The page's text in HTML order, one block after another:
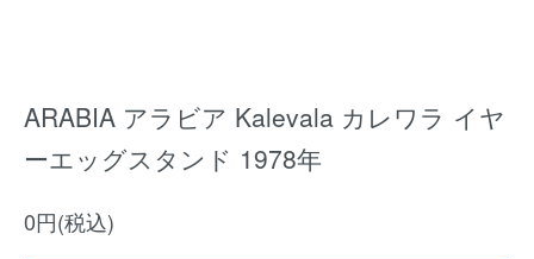
ARABIA アラビア Kalevala カレワラ イヤ
ーエッグスタンド 1978年
0円(税込)